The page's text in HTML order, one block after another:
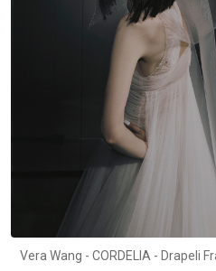
Vera Wang - CORDELIA - Drapeli